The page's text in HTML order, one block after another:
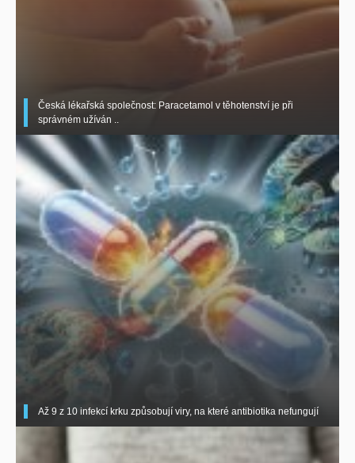
Česká lékařská společnost: Paracetamol v těhotenství je při
správném užíván ..
Až 9 z 10 infekcí krku způsobují viry, na které antibiotika nefungují